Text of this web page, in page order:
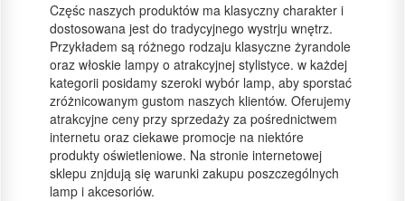
Częśc naszych produktów ma klasyczny charakter i
dostosowana jest do tradycyjnego wystrju wnętrz.
Przykładem są różnego rodzaju klasyczne żyrandole
oraz włoskie lampy o atrakcyjnej stylistyce. w każdej
kategorii posidamy szeroki wybór lamp, aby sporstać
zróżnicowanym gustom naszych klientów. Oferujemy
atrakcyjne ceny przy sprzedaży za pośrednictwem
internetu oraz ciekawe promocje na niektóre
produkty oświetleniowe. Na stronie internetowej
sklepu znjdują się warunki zakupu poszczególnych
lamp i akcesoriów.